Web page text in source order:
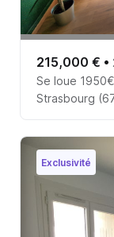
215,000 € •
Se loue
Strasbourg
Exclusivité